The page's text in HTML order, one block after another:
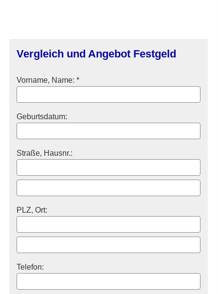
Vergleich und Angebot Festgeld
Vorname, Name: *
Geburts­datum:
Straße, Hausnr.:
PLZ, Ort:
Telefon: